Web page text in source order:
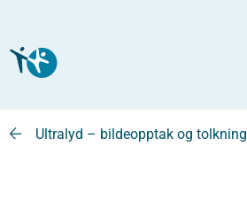
Ultralyd – bildeopptak og tolkning